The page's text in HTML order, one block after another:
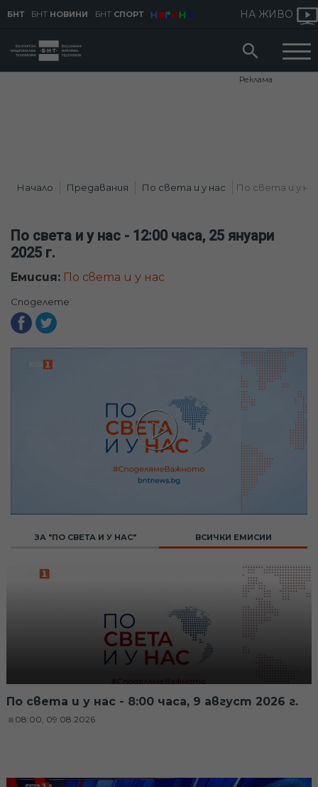
БНТ БНТ НОВИНИ БНТ СПОРТ НА ЖИВО
Реклама
Начало Предавания По света и у нас По света и у нас
По света и у нас - 12:00 часа, 25 януари
2025 г.
Емисия: По света и у нас
Споделете:
ЗА "ПО СВЕТА И У НАС" ВСИЧКИ ЕМИСИИ
По света и у нас - 8:00 часа, 9 август 2026 г.
08:00, 09.08.2026